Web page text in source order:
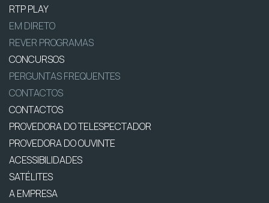
RTP PLAY
EM DIRETO
REVER PROGRAMAS
CONCURSOS
PERGUNTAS FREQUENTES
CONTACTOS
CONTACTOS
PROVEDORA DO TELESPECTADOR
PROVEDORA DO OUVINTE
ACESSIBILIDADES
SATÉLITES
A EMPRESA